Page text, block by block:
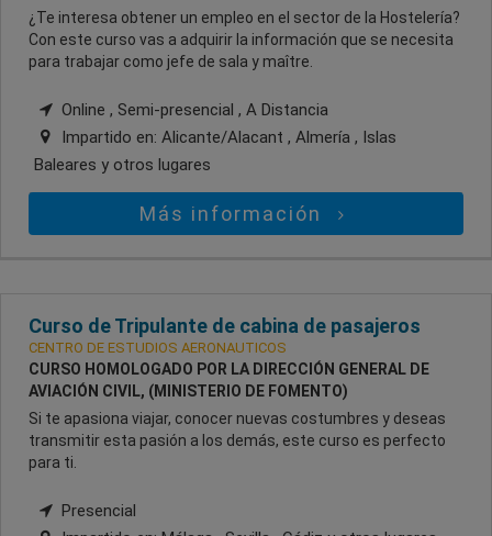
¿Te interesa obtener un empleo en el sector de la Hostelería?
Con este curso vas a adquirir la información que se necesita
para trabajar como jefe de sala y maître.
Online , Semi-presencial , A Distancia
Impartido en: Alicante/Alacant , Almería , Islas
Baleares y otros lugares
Más información
Curso de Tripulante de cabina de pasajeros
CENTRO DE ESTUDIOS AERONAUTICOS
CURSO HOMOLOGADO POR LA DIRECCIÓN GENERAL DE
AVIACIÓN CIVIL, (MINISTERIO DE FOMENTO)
Si te apasiona viajar, conocer nuevas costumbres y deseas
transmitir esta pasión a los demás, este curso es perfecto
para ti.
Presencial